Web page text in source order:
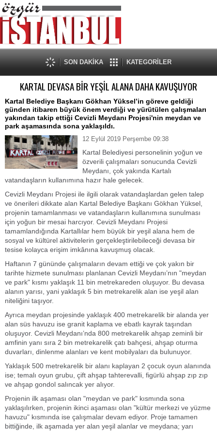
SON DAKİKA KATEGORİLER
KARTAL DEVASA BİR YEŞİL ALANA DAHA KAVUŞUYOR
Kartal Belediye Başkanı Gökhan Yüksel’in göreve geldiği
günden itibaren büyük önem verdiği ve yürütülen çalışmaları
yakından takip ettiği Cevizli Meydanı Projesi'nin meydan ve
park aşamasında sona yaklaşıldı.
12 Eylül 2019 Perşembe 09:38
Kartal Belediyesi personelinin yoğun ve
özverili çalışmaları sonucunda Cevizli
Meydanı, çok yakında Kartalı
vatandaşların kullanımına hazır hale gelecek.
Cevizli Meydanı Projesi ile ilgili olarak vatandaşlardan gelen talep
ve önerileri dikkate alan Kartal Belediye Başkanı Gökhan Yüksel,
projenin tamamlanması ve vatandaşların kullanımına sunulması
için yoğun bir mesai harcıyor. Cevizli Meydanı Projesi
tamamlandığında Kartallılar hem büyük bir yeşil alana hem de
sosyal ve kültürel aktivitelerin gerçekleştirilebileceği devasa bir
tesise kolayca erişim imkânına kavuşmuş olacak.
Haftanın 7 gününde çalışmaların devam ettiği ve çok yakın bir
tarihte hizmete sunulması planlanan Cevizli Meydanı’nın "meydan
ve park" kısmı yaklaşık 11 bin metrekareden oluşuyor. Bu devasa
alanın yarısı, yani yaklaşık 5 bin metrekarelik alan ise yeşil alan
niteliğini taşıyor.
Ayrıca meydan projesinde yaklaşık 400 metrekarelik bir alanda yer
alan süs havuzu ise granit kaplama ve ebatlı kayrak taşından
oluşuyor. Cevizli Meydanı’nda 800 metrekarelik ahşap zeminli bir
amfinin yanı sıra 2 bin metrekarelik çatı bahçesi, ahşap oturma
duvarları, dinlenme alanları ve kent mobilyaları da bulunuyor.
Yaklaşık 500 metrekarelik bir alanı kaplayan 2 çocuk oyun alanında
ise; temalı oyun grubu, çift ahşap tahterevalli, figürlü ahşap zıp zıp
ve ahşap gondol salıncak yer alıyor.
Projenin ilk aşaması olan "meydan ve park" kısmında sona
yaklaşılırken, projenin ikinci aşaması olan "kültür merkezi ve yüzme
havuzu" kısmında ise çalışmalar devam ediyor. Proje tamamen
bittiğinde, ilk aşamada yer alan yeşil alanlar ve meydana; yarı